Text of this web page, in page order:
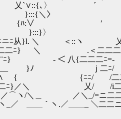
〈:::ツ｀癶
::::::/:::/ 【つ
ｊ::
/ｰ厶
＼ ＜::ヽ 乂＿
ﾆ} ＼ .＜二二二ﾆ
ﾆ} - ＜ 八{二二二ﾆ
}ﾉ ｊ二ﾆ/
∧ { ｛ﾆﾆ/ /二二
ﾆ}／＼ 乂/ /i二ﾆ
ヽ/＼＿ ／＼_/=ニ二二
￣＿＿｀ヽ.／＿＿_ ＼二二